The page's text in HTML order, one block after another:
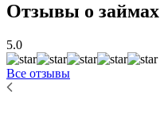
Отзывы о займах
5.0
Все отзывы